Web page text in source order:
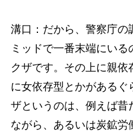
溝口：だから、警察庁の
ミッドで一番末端にい
クザです。その上に親
に女依存型とかがあるぐ
ザというのは、例えば昔
ながら、あるいは炭鉱労